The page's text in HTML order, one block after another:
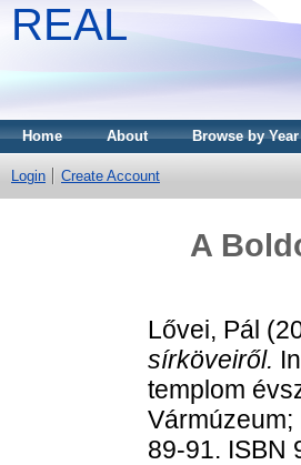
REAL
Home About Browse by Year
Login Create Account
A
Lővei, Pál
sírköveiről.
templom
89-91. ISBN